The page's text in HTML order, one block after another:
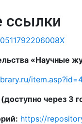
ссылки
«Научные
через 3
https://